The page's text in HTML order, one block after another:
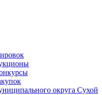
округа Сухой